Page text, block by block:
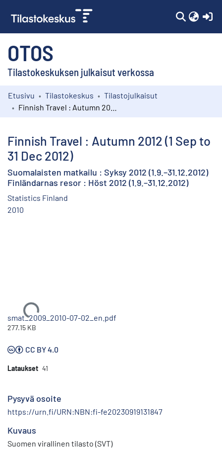
OTOS
Tilastokeskuksen julkaisut verkossa
Kokoelmat
Etusivu Tilastokeskus
Tilastojulkaisut
Finnish Travel : Autumn 2012 (1 Sep to
31 Dec 2012)
Suomalaisten matkailu : Syksy 2012 (1.9.–31.12.2012)
Finländarnas resor : Höst 2012 (1.9.–31.12.2012)
Statistics Finland
2010
Ladataan...
smat_2009_2010-07-02_en.pdf
277.15 KB
CC BY 4.0
Lataukset 41
Pysyvä osoite
https://urn.fi/URN:NBN:fi-fe20230919131847
Kuvaus
Suomen virallinen tilasto (SVT)